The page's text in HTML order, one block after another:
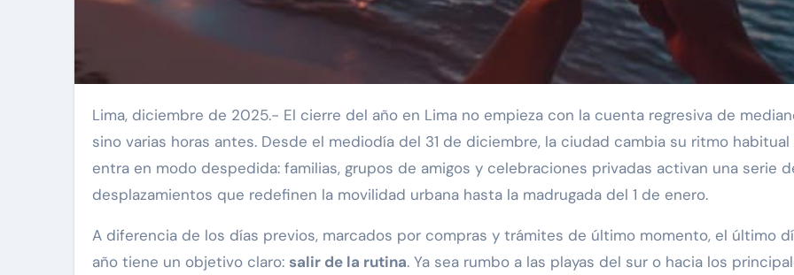
Lima, diciembre de 2025.- El cierre del año en Lima no empieza con la cuenta regresiva de medianoche,
sino varias horas antes. Desde el mediodía del 31 de diciembre, la ciudad cambia su ritmo habitual
entra en modo despedida: familias, grupos de amigos y celebraciones privadas activan una serie
desplazamientos que redefinen la movilidad urbana hasta la madrugada del 1 de enero.
A diferencia de los días previos, marcados por compras y trámites de último momento, el último
año tiene un objetivo claro: salir de la rutina. Ya sea rumbo a las playas del sur o hacia los